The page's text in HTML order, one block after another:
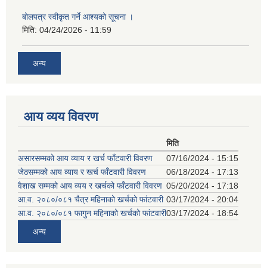
बोलपत्र स्वीकृत गर्ने आश्यको सूचना ।
मिति: 04/24/2026 - 11:59
अन्य
आय व्यय विवरण
मिति
असारसम्मको आय व्याय र खर्च फाँटवारी विवरण
07/16/2024 - 15:15
जेठसम्मको आय व्याय र खर्च फाँटवारी विवरण
06/18/2024 - 17:13
वैशाख सम्मको आय व्यय र खर्चको फाँटवारी विवरण 05/20/2024 - 17:18
आ.व. २०८०/०८१ चैत्र महिनाको खर्चको फांटवारी 03/17/2024 - 20:04
आ.व. २०८०/०८१ फागुन महिनाको खर्चको फांटवारी03/17/2024 - 18:54
अन्य